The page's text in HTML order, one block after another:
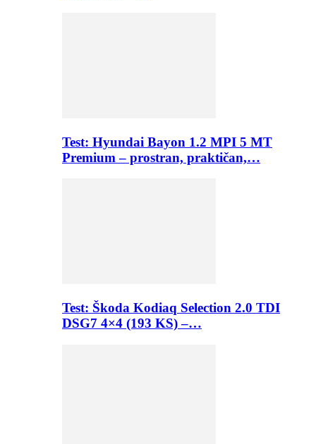
Test: Hyundai Bayon 1.2 MPI 5 MT
Premium – prostran, praktičan,…
Test: Škoda Kodiaq Selection 2.0 TDI
DSG7 4×4 (193 KS) –…